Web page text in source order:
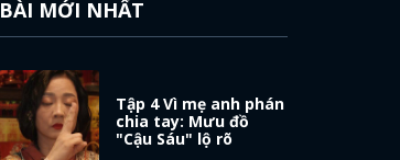
BÀI MỚI NHẤT
Tập 4 Vì mẹ anh phán
chia tay: Mưu đồ
"Cậu Sáu" lộ rõ